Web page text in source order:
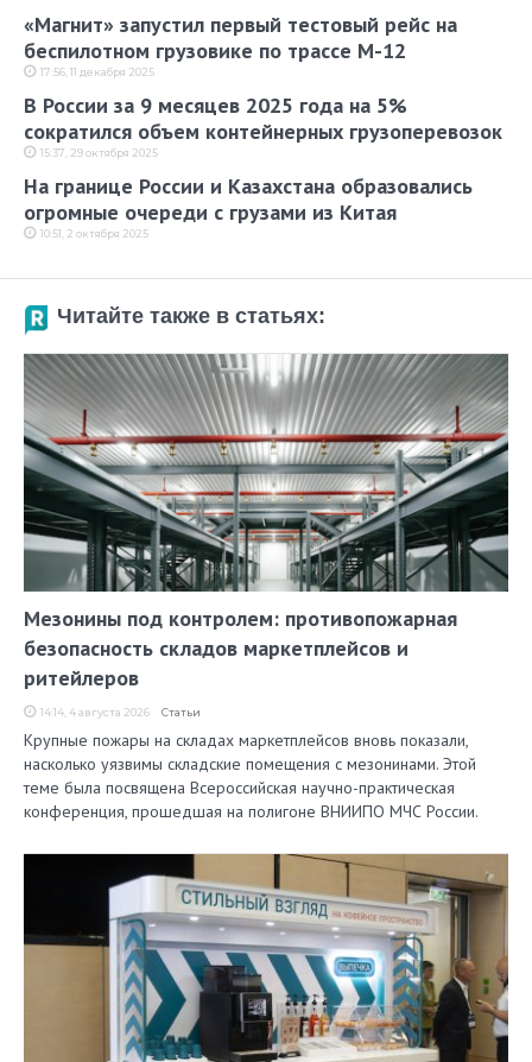
«Магнит» запустил первый тестовый рейс на
беспилотном грузовике по трассе М-12
17:56, 11 декабря 2025
В России за 9 месяцев 2025 года на 5%
сократился объем контейнерных грузоперевозок
15:37, 29 октября 2025
На границе России и Казахстана образовались
огромные очереди с грузами из Китая
10:51, 2 октября 2025
Читайте также в статьях:
Мезонины под контролем: противопожарная
безопасность складов маркетплейсов и
ритейлеров
14:14, 4 августа 2026 Статьи
Крупные пожары на складах маркетплейсов вновь показали,
насколько уязвимы складские помещения с мезонинами. Этой
теме была посвящена Всероссийская научно-практическая
конференция, прошедшая на полигоне ВНИИПО МЧС России.